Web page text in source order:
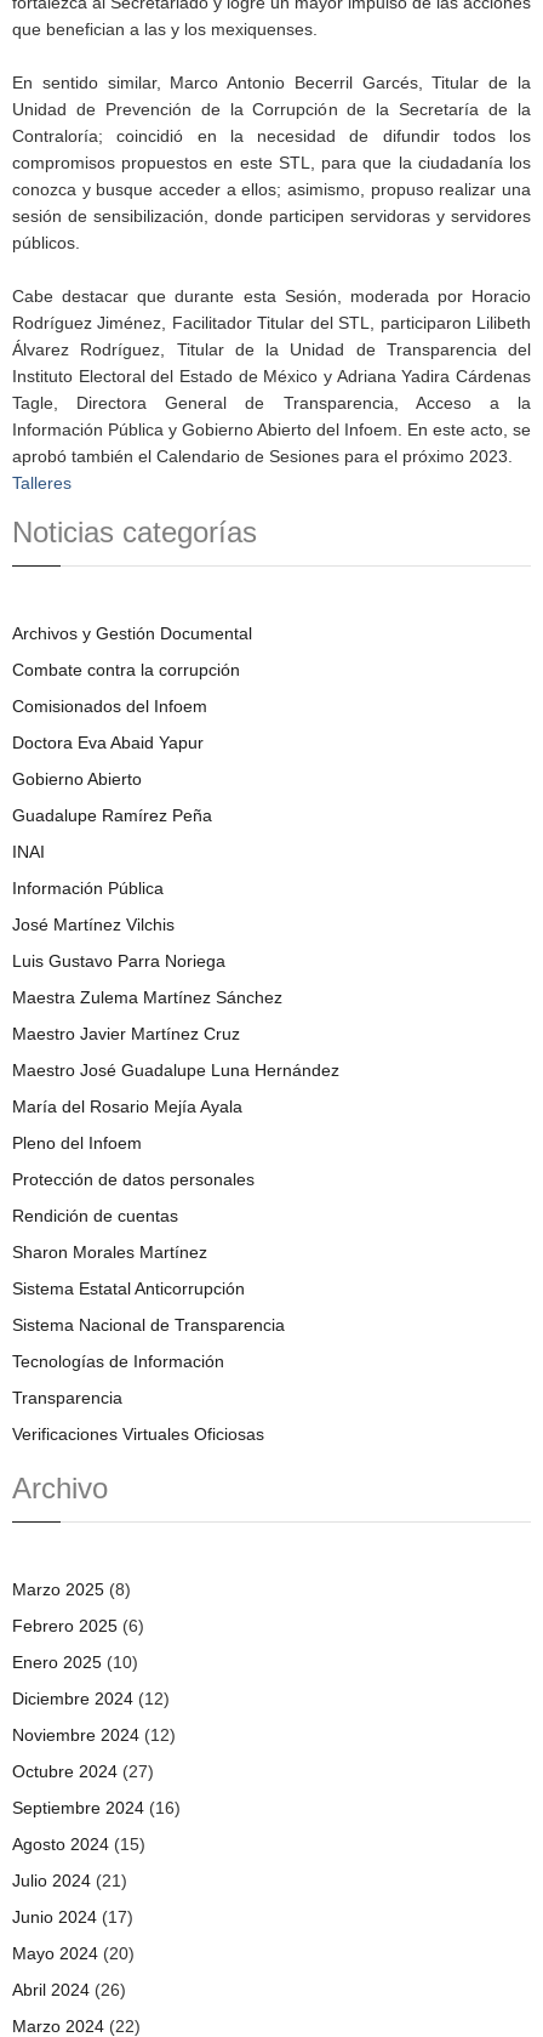
que benefician a las y los mexiquenses.
En sentido similar, Marco Antonio Becerril Garcés, Titular de la
Unidad de Prevención de la Corrupción de la Secretaría de la
Contraloría; coincidió en la necesidad de difundir todos los
compromisos propuestos en este STL, para que la ciudadanía los
conozca y busque acceder a ellos; asimismo, propuso realizar una
sesión de sensibilización, donde participen servidoras y servidores
públicos.
Cabe destacar que durante esta Sesión, moderada por Horacio
Rodríguez Jiménez, Facilitador Titular del STL, participaron Lilibeth
Álvarez Rodríguez, Titular de la Unidad de Transparencia del
Instituto Electoral del Estado de México y Adriana Yadira Cárdenas
Tagle, Directora General de Transparencia, Acceso a la
Información Pública y Gobierno Abierto del Infoem. En este acto, se
aprobó también el Calendario de Sesiones para el próximo 2023.
Talleres
Noticias categorías
Archivos y Gestión Documental
Combate contra la corrupción
Comisionados del Infoem
Doctora Eva Abaid Yapur
Gobierno Abierto
Guadalupe Ramírez Peña
INAI
Información Pública
José Martínez Vilchis
Luis Gustavo Parra Noriega
Maestra Zulema Martínez Sánchez
Maestro Javier Martínez Cruz
Maestro José Guadalupe Luna Hernández
María del Rosario Mejía Ayala
Pleno del Infoem
Protección de datos personales
Rendición de cuentas
Sharon Morales Martínez
Sistema Estatal Anticorrupción
Sistema Nacional de Transparencia
Tecnologías de Información
Transparencia
Verificaciones Virtuales Oficiosas
Archivo
Marzo 2025 (8)
Febrero 2025 (6)
Enero 2025 (10)
Diciembre 2024 (12)
Noviembre 2024 (12)
Octubre 2024 (27)
Septiembre 2024 (16)
Agosto 2024 (15)
Julio 2024 (21)
Junio 2024 (17)
Mayo 2024 (20)
Abril 2024 (26)
Marzo 2024 (22)